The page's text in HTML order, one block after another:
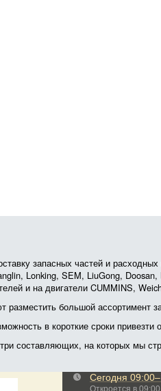
запасных частей и
Lonking, SEM, LiuGong,
и на двигатели CUMMINS,
разместить большой ассортимент
в короткие сроки
составляющих, на которых мы